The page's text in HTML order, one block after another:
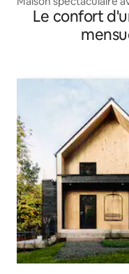
condo
Le confort